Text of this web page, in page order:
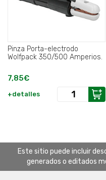
Pinza Porta-electrodo
Wolfpack 350/500 Amperios.
7,85€
+detalles
Este sitio puede incluir
generados o editados